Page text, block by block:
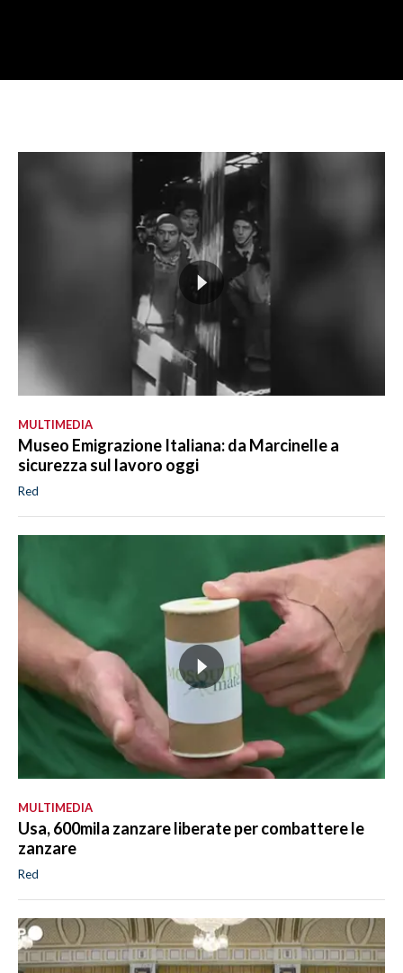
MULTIMEDIA
Museo Emigrazione Italiana: da Marcinelle a
sicurezza sul lavoro oggi
Red
MULTIMEDIA
Usa, 600mila zanzare liberate per combattere le
zanzare
Red